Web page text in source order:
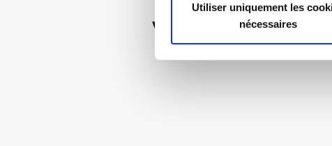
Utiliser uniquement les
nécessaires
Vous ne